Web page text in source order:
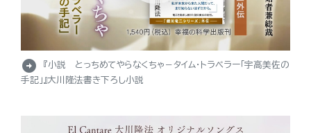
arrow_circle_right
『小説 とっちめてやらなくちゃ－タイム・トラベラー「宇高美佐の
手記」』大川隆法書き下ろし小説